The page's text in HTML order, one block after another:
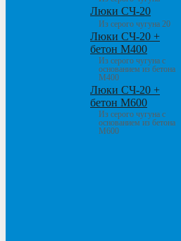
Люки СЧ-20
Из серого чугуна 20
Люки СЧ-20 +
бетон М400
Из серого чугуна с
основанием из бетона
М400
Люки СЧ-20 +
бетон М600
Из серого чугуна с
основанием из бетона
М600